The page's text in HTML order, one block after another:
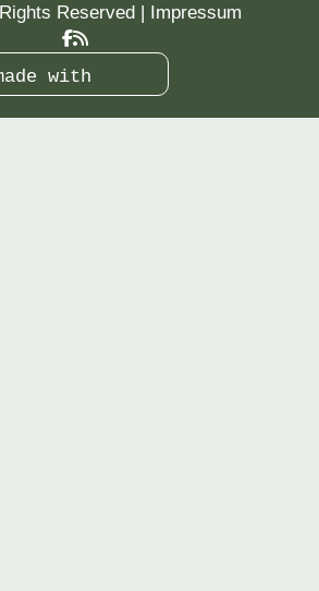
Reserved Impressum
with